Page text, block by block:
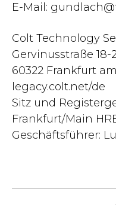
E-Mail:
Colt Technology
Gervinusstraße 18-
60322 Frankfurt
legacy.colt.net/de
Sitz und
Frankfurt/Main
Geschäftsführer: